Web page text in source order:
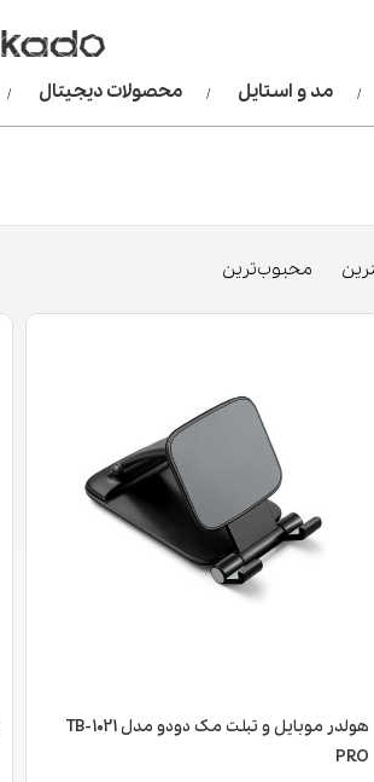
مد و استایل محصولات دیجیتال
محبوب‌ترین
هولدر موبایل و تبلت مک دودو مدل TB-1021
PRO